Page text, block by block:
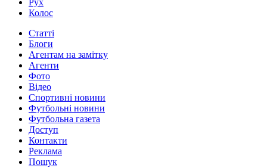
Рух
Колос
Статті
Блоги
Агентам на замітку
Агенти
Фото
Відео
Спортивні новини
Футбольні новини
Футбольна газета
Доступ
Контакти
Реклама
Пошук